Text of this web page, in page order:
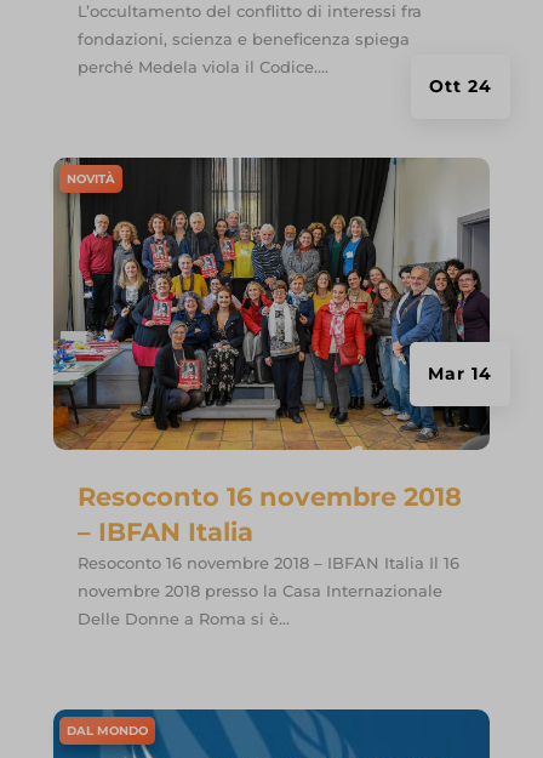
Ott 24
L’occultamento del conflitto di interessi fra
fondazioni, scienza e beneficenza spiega
perché Medela viola il Codice....
Resoconto 16 novembre 2018
– IBFAN Italia
Mar 14
NOVITÀ
Resoconto 16 novembre 2018 – IBFAN Italia Il 16
novembre 2018 presso la Casa Internazionale
Delle Donne a Roma si è...
DAL MONDO